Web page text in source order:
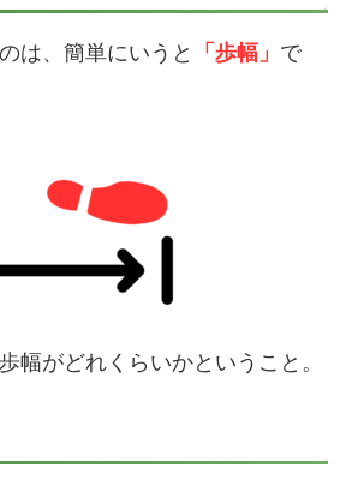
は、簡単にいうと 「歩幅」 で
幅がどれくらいかということ。